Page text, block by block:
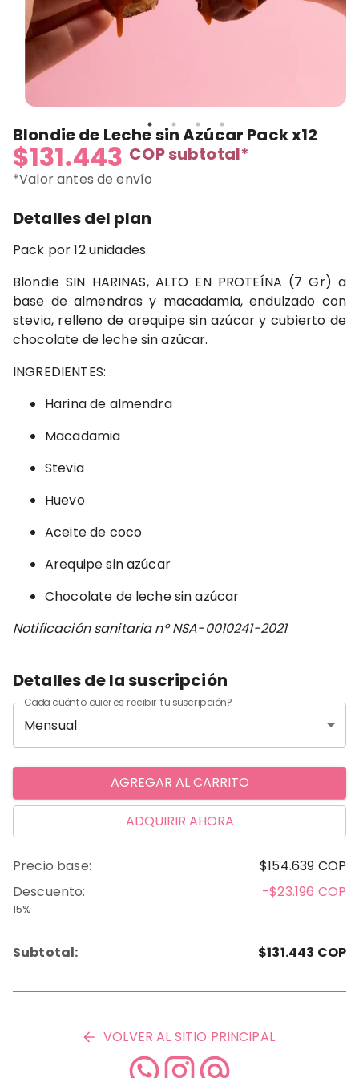
Blondie de Leche sin Azúcar Pack x12
$131.443 COPsubtotal*
*Valor antes de envío
Detalles del plan
Pack por 12 unidades.
Blondie SIN HARINAS, ALTO EN PROTEÍNA (7 Gr) a
base de almendras y macadamia, endulzado con
stevia, relleno de arequipe sin azúcar y cubierto de
chocolate de leche sin azúcar.
INGREDIENTES:
Harina de almendra
Macadamia
Stevia
Huevo
Aceite de coco
Arequipe sin azúcar
Chocolate de leche sin azúcar
Notificación sanitaria n° NSA-0010241-2021
Detalles de la suscripción
Cada cuánto quieres recibir tu suscripción?
Mensual
AGREGAR AL CARRITO
ADQUIRIR AHORA
Precio base: $154.639 COP
Descuento:
15%
-$23.196 COP
Subtotal: $131.443 COP
VOLVER AL SITIO PRINCIPAL